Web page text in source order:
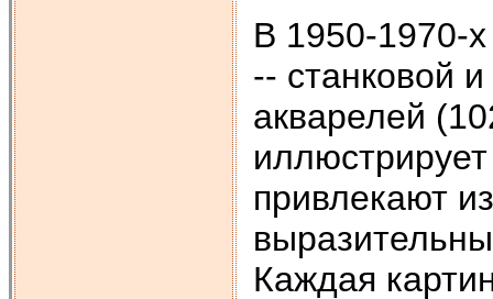
В 1950-1970-
-- станковой
акварелей
привлекают
Каждая